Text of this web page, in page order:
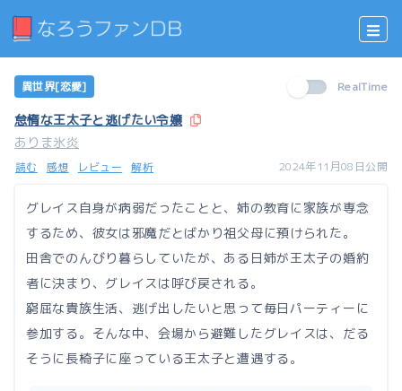
異世界[恋愛] RealTime
怠惰な王太子と逃げたい令嬢
ありま氷炎
読む 感想 レビュー 解析 2024年11月08日公開
グレイス自身が病弱だったことと、姉の教育に家族が専念
するため、彼女は邪魔だとばかり祖父母に預けられた。
田舎でのんびり暮らしていたが、ある日姉が王太子の婚約
者に決まり、グレイスは呼び戻される。
窮屈な貴族生活、逃げ出したいと思って毎日パーティーに
参加する。そんな中、会場から避難したグレイスは、だる
そうに長椅子に座っている王太子と遭遇する。